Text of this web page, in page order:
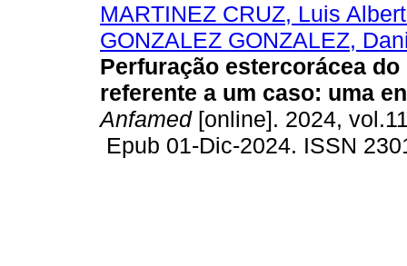
MARTINEZ CRUZ, Luis
GONZALEZ GONZALEZ,
Perfuração estercorácea do
referente a um caso: uma
Anfamed[online]. 2024,
Epub 01-Dic-2024. ISSN